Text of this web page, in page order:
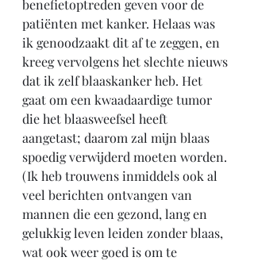
benefietoptreden geven voor de
patiënten met kanker. Helaas was
ik genoodzaakt dit af te zeggen, en
kreeg vervolgens het slechte nieuws
dat ik zelf blaaskanker heb. Het
gaat om een kwaadaardige tumor
die het blaasweefsel heeft
aangetast; daarom zal mijn blaas
spoedig verwijderd moeten worden.
(Ik heb trouwens inmiddels ook al
veel berichten ontvangen van
mannen die een gezond, lang en
gelukkig leven leiden zonder blaas,
wat ook weer goed is om te